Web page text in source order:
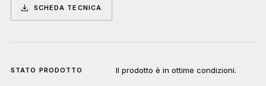
SCHEDA TECNICA
STATO PRODOTTO Il prodotto è in ottime condizioni.